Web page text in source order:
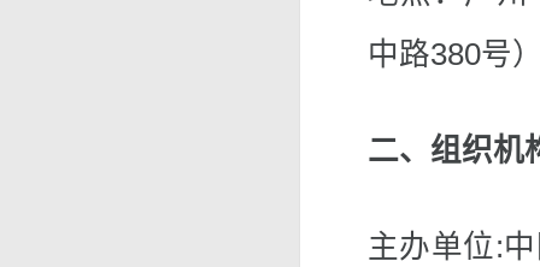
中路380号
二、组织机
主办单位: